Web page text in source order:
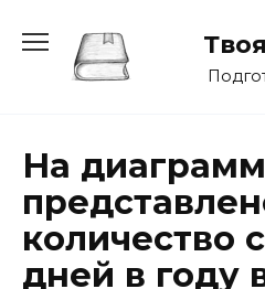
содержанию
На
количество
дней в году